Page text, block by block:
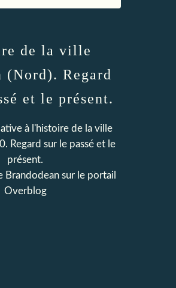
de la ville
Regard
et le présent.
à l'histoire de la ville
Regard sur le passé et le
présent.
Brandodean sur le portail
Overblog